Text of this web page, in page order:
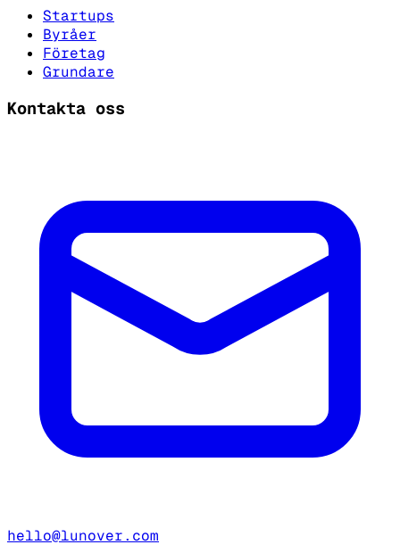
Startups
Byråer
Företag
Grundare
Kontakta oss
hello@lunover.com